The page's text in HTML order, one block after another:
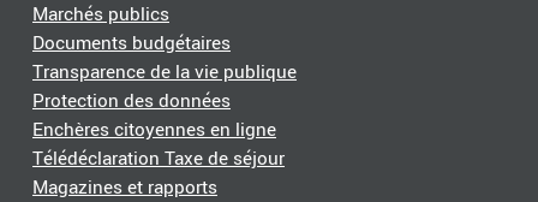
Marchés publics
Documents budgétaires
Transparence de la vie publique
Protection des données
Enchères citoyennes en ligne
Télédéclaration Taxe de séjour
Magazines et rapports